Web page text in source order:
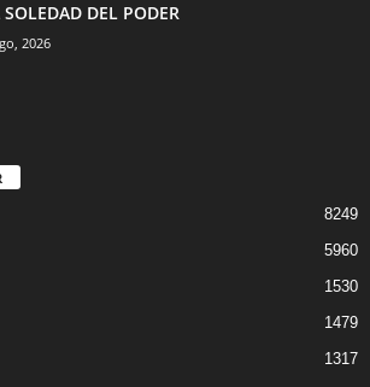
SOLEDAD DEL PODER
2026
8249
5960
1530
1479
1317